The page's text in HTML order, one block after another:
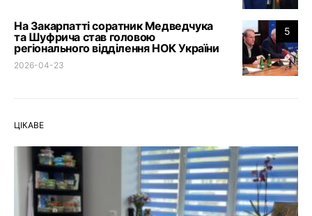
5
На Закарпатті соратник Медведчука
та Шуфрича став головою
регіонального відділення НОК України
2026-04-23
ЦІКАВЕ